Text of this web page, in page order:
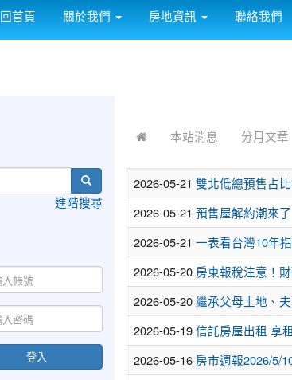
回首頁 關於我們 房地資訊 聯絡我們
本站消息 分月文章
2026-05-21 雙北低總預售占
2026-05-21 預售屋解約潮來
2026-05-21 一表看台灣10年
2026-05-20 房東報稅注意！
2026-05-20繼承父母土地、
2026-05-19信託房屋出租 享
2026-05-16 房市週報2026/5/
進階搜尋
登入